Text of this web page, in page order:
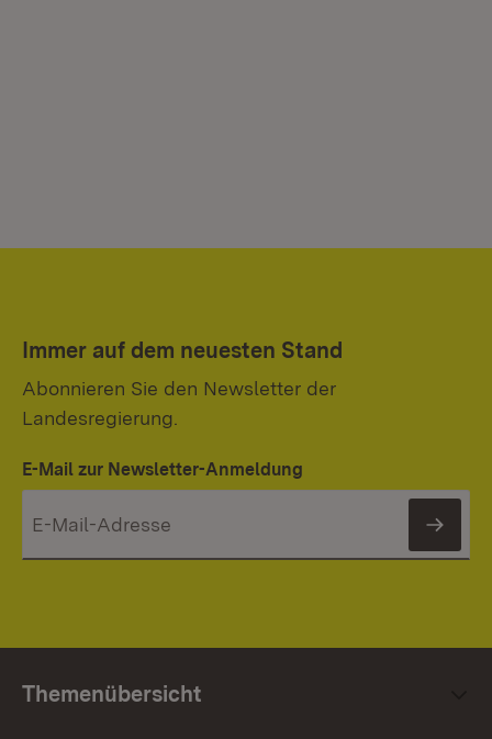
Immer auf dem neuesten Stand
Abonnieren Sie den Newsletter der
Landesregierung.
E-Mail zur Newsletter-Anmeldung
Themenübersicht